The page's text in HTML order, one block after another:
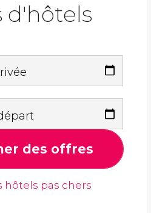
d'hôtels
des offres
hôtels pas chers